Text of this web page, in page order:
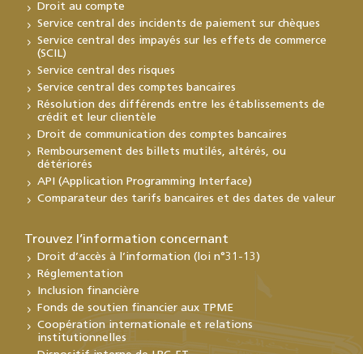
Droit au compte
Service central des incidents de paiement sur chèques
Service central des impayés sur les effets de commerce
(SCIL)
Service central des risques
Service central des comptes bancaires
Résolution des différends entre les établissements de
crédit et leur clientèle
Droit de communication des comptes bancaires
Remboursement des billets mutilés, altérés, ou
détériorés
API (Application Programming Interface)
Comparateur des tarifs bancaires et des dates de valeur
Trouvez l’information concernant
Droit d’accès à l’information (loi n°31-13)
Réglementation
Inclusion financière
Fonds de soutien financier aux TPME
Coopération internationale et relations
institutionnelles